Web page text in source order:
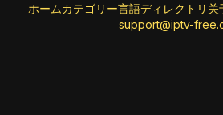
GM24 (480p)
ホームカテゴリー言語ディレクトリ 关
support@iptv-